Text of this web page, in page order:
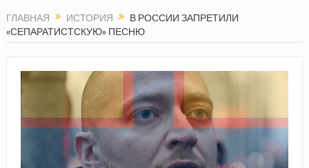
ГЛАВНАЯ ИСТОРИЯ
В РОССИИ ЗАПРЕТИЛИ
«СЕПАРАТИСТСКУЮ» ПЕСНЮ